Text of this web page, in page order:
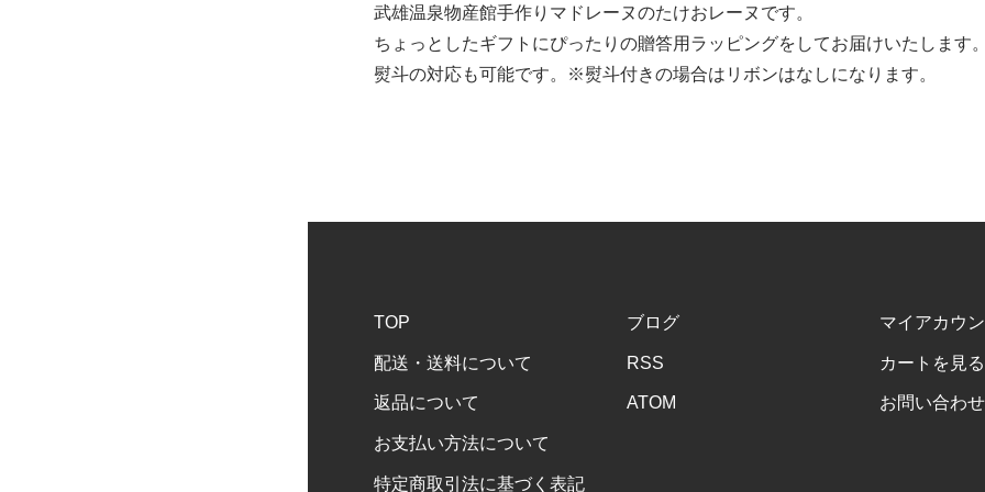
武雄温泉物産館手作りマドレーヌのたけおレーヌです。
ちょっとしたギフトにぴったりの贈答用ラッピングをしてお届けいたします
熨斗の対応も可能です。※熨斗付きの場合はリボンはなしになります。
TOP
配送・送料について
返品について
お支払い方法について
特定商取引法に基づく表記
ブログ
RSS
ATOM
マイアカウ
カートを見る
お問い合わせ